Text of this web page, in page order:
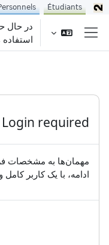
پرش به محتوای اصلیدر حال
Login required
مهمان‌ها به مشخصات
ادامه، با یک کاربر کامل
Étudiants